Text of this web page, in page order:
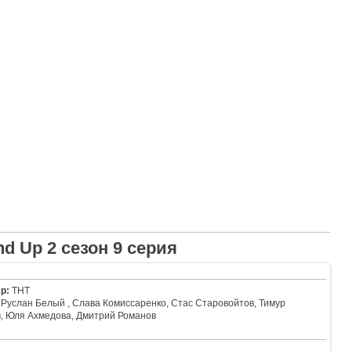
Up 2 сезон 9 серия
ТНТ
Белый , Слава Комиссаренко, Стас Старовойтов, Тимур
Юля Ахмедова, Дмитрий Романов